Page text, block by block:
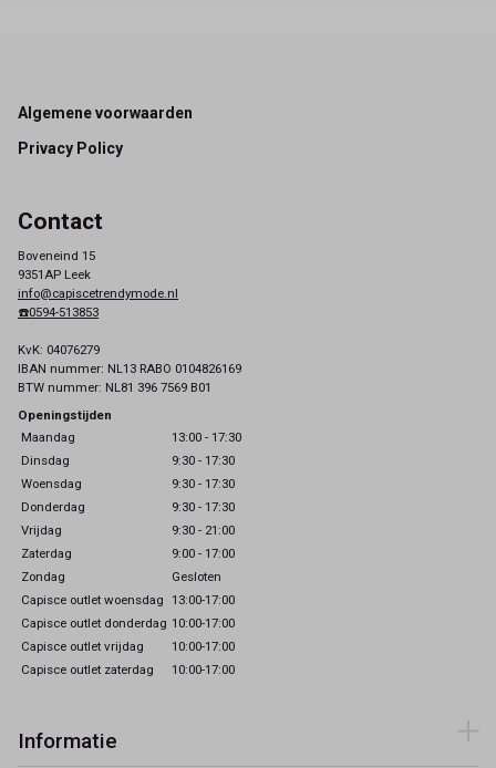
Footer
Algemene voorwaarden
Privacy Policy
Contact
Boveneind 15
9351AP Leek
info@capiscetrendymode.nl
☎️0594-513853
KvK: 04076279
IBAN nummer: NL13 RABO 0104826169
BTW nummer: NL81 396 7569 B01
Openingstijden
Maandag
13:00 - 17:30
Dinsdag
9:30 - 17:30
Woensdag
9:30 - 17:30
Donderdag
9:30 - 17:30
Vrijdag
9:30 - 21:00
Zaterdag
9:00 - 17:00
Zondag
Gesloten
Capisce outlet woensdag 13:00-17:00
Capisce outlet donderdag 10:00-17:00
Capisce outlet vrijdag
10:00-17:00
Capisce outlet zaterdag
10:00-17:00
Informatie